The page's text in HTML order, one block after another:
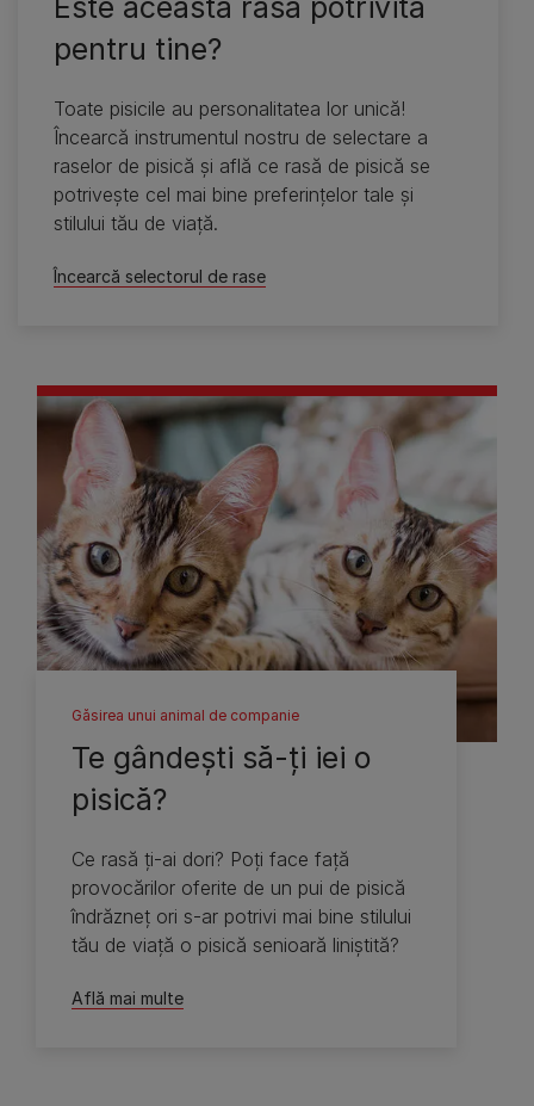
Este această rasă potrivită
pentru tine?
Toate pisicile au personalitatea lor unică!
Încearcă instrumentul nostru de selectare a
raselor de pisică şi află ce rasă de pisică se
potriveşte cel mai bine preferinţelor tale şi
stilului tău de viaţă.
Încearcă selectorul de rase
Găsirea unui animal de companie
Te gândeşti să-ţi iei o
pisică?
Ce rasă ţi-ai dori? Poţi face faţă
provocărilor oferite de un pui de pisică
îndrăzneţ ori s-ar potrivi mai bine stilului
tău de viaţă o pisică senioară liniştită?
Află mai multe